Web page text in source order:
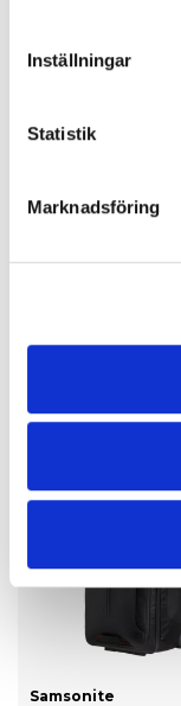
Inställningar
Statistik
Marknadsföring
Resväska 68 Cm
Samsonite